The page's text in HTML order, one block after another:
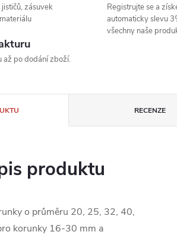
zásuvek
Registrujte se a
automaticky slevu
všechny naše
až po dodání zboží.
RECENZE
produktu
o průměru 20, 25, 32, 40,
korunky 16-30 mm a